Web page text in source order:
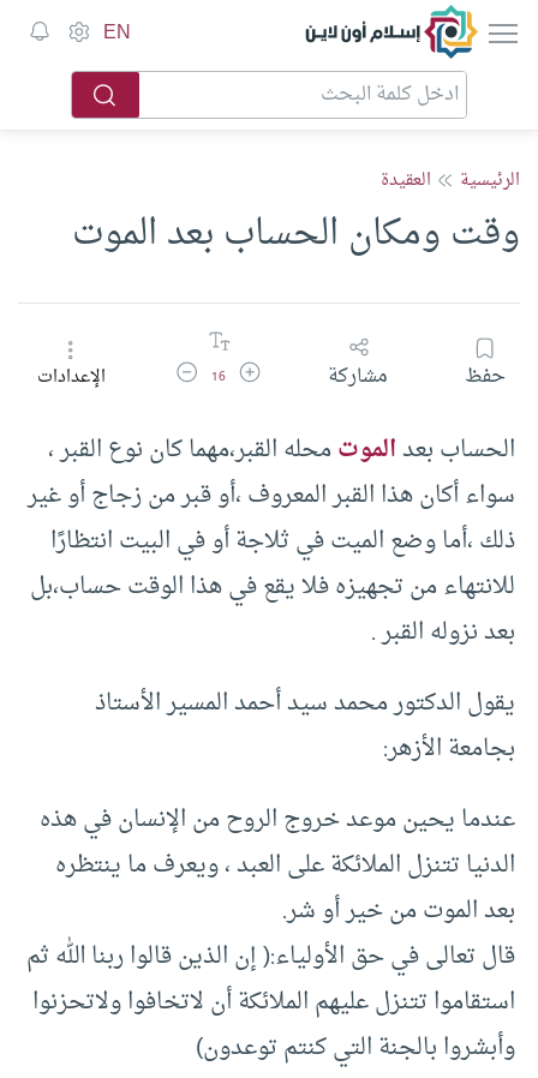
إسلام أون لاين EN
الرئيسية العقيدة
وقت ومكان الحساب بعد الموت
حفظ مشاركة زيادة حجم الخط
16 تقليل حجم الخطالإعدادات
الحساب بعدالموتمحله القبر،مهما كان نوع القبر ،
سواء أكان هذا القبر المعروف ،أو قبر من زجاج أو غير
ذلك ،أما وضع الميت في ثلاجة أو في البيت انتظارًا
للانتهاء من تجهيزه فلا يقع في هذا الوقت حساب،بل
بعد نزوله القبر .
يقول الدكتور محمد سيد أحمد المسير الأستاذ
بجامعة الأزهر:
عندما يحين موعد خروج الروح من الإنسان في هذه
الدنيا تتنزل الملائكة على العبد ، ويعرف ما ينتظره
بعد الموت من خير أو شر‏.‏
قال تعالى في حق الأولياء:( إن الذين قالوا ربنا الله ثم
استقاموا تتنزل عليهم الملائكة أن لاتخافوا ولاتحزنوا
وأبشروا بالجنة التي كنتم توعدون‏‏)